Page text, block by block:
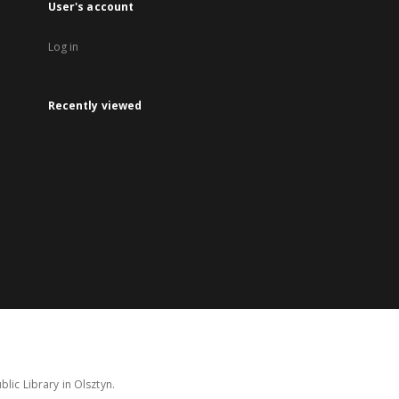
User's account
Log in
Recently viewed
Library in Olsztyn.